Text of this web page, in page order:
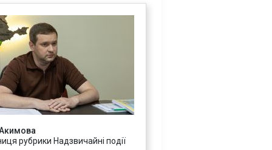
рубрики Надзвичайні події